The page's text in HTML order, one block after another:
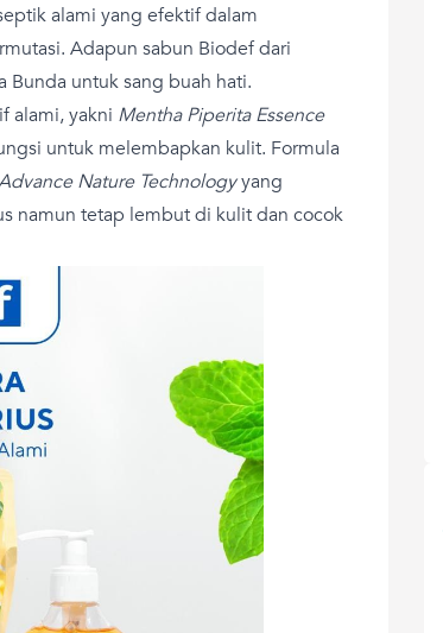
alami yang efektif dalam
Adapun sabun Biodef dari
Bunda untuk sang buah hati.
alami, yakni Mentha Piperita Essence
untuk melembapkan kulit. Formula
Nature Technologyyang
namun tetap lembut di kulit dan cocok